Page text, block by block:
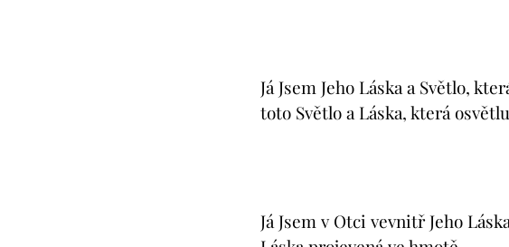
Já Jsem Jeho Láska a Světlo,
toto Světlo a Láska, která
Já Jsem v Otci vevnitř Jeho